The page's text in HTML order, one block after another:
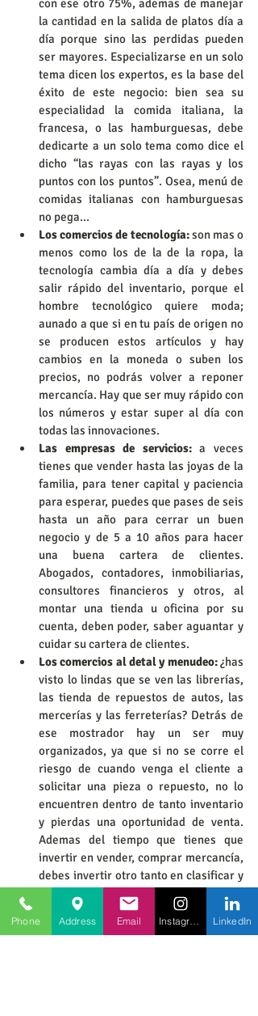
con ese otro 75%, ademas de manejar
la cantidad en la salida de platos día a
día porque sino las perdidas pueden
ser mayores. Especializarse en un solo
tema dicen los expertos, es la base del
éxito de este negocio: bien sea su
especialidad la comida italiana, la
francesa, o las hamburguesas, debe
dedicarte a un solo tema como dice el
dicho “las rayas con las rayas y los
puntos con los puntos”. Osea, menú de
comidas italianas con hamburguesas
no pega...
Los comercios de tecnología: son mas o
menos como los de la de la ropa, la
tecnología cambia día a día y debes
salir rápido del inventario, porque el
hombre tecnológico quiere moda;
aunado a que si en tu país de origen no
se producen estos artículos y hay
cambios en la moneda o suben los
precios, no podrás volver a reponer
mercancía. Hay que ser muy rápido con
los números y estar super al día con
todas las innovaciones.
Las empresas de servicios: a veces
tienes que vender hasta las joyas de la
familia, para tener capital y paciencia
para esperar, puedes que pases de seis
hasta un año para cerrar un buen
negocio y de 5 a 10 años para hacer
una buena cartera de clientes.
Abogados, contadores, inmobiliarias,
consultores financieros y otros, al
montar una tienda u oficina por su
cuenta, deben poder, saber aguantar y
cuidar su cartera de clientes.
Los comercios al detal y menudeo: ¿has
visto lo lindas que se ven las librerías,
las tienda de repuestos de autos, las
mercerías y las ferreterías? Detrás de
ese mostrador hay un ser muy
organizados, ya que si no se corre el
riesgo de cuando venga el cliente a
solicitar una pieza o repuesto, no lo
encuentren dentro de tanto inventario
y pierdas una oportunidad de venta.
Ademas del tiempo que tienes que
invertir en vender, comprar mercancía,
debes invertir otro tanto en clasificar y
organizarla bien. Cuantas veces no
hemos ido a comprar algo en estas
tienda y nos encontramos con
Phone Address Email LinkedIn